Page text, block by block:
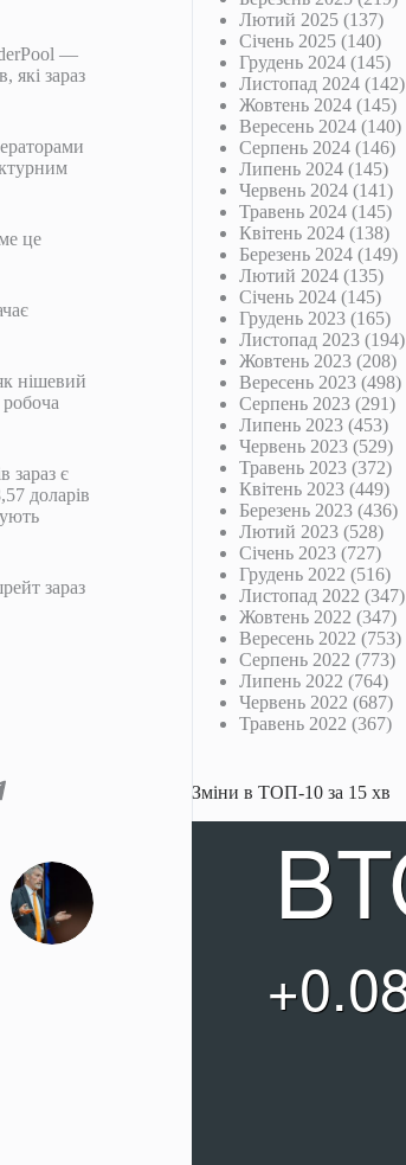
—
які зараз
це
нішевий
зараз є
доларів
зараз
Лютий 2025 (137)
Січень 2025 (140)
Грудень 2024 (145)
Листопад 2024 (142)
Жовтень 2024 (145)
Вересень 2024 (140)
Серпень 2024 (146)
Липень 2024 (145)
Червень 2024 (141)
Травень 2024 (145)
Квітень 2024 (138)
Березень 2024 (149)
Лютий 2024 (135)
Січень 2024 (145)
Грудень 2023 (165)
Листопад 2023 (194)
Жовтень 2023 (208)
Вересень 2023 (498)
Серпень 2023 (291)
Липень 2023 (453)
Червень 2023 (529)
Травень 2023 (372)
Квітень 2023 (449)
Березень 2023 (436)
Лютий 2023 (528)
Січень 2023 (727)
Грудень 2022 (516)
Листопад 2022 (347)
Жовтень 2022 (347)
Вересень 2022 (753)
Серпень 2022 (773)
Липень 2022 (764)
Червень 2022 (687)
Травень 2022 (367)
Зміни в ТОП-10 за 15 хв